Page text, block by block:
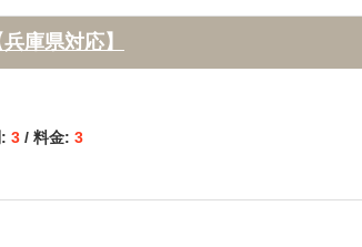
くとても便利です。また校舎内がとてもきれい
でいた時はいつでも相談に乗ってくれるという
にはない過去問を頂くこともできました。
庫県対応】
3 / 料金: 3